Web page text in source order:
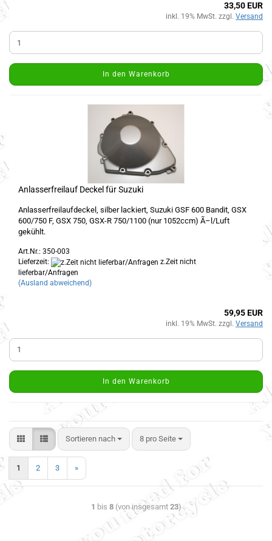
33,50 EUR
inkl. 19% MwSt. zzgl. Versand
In den Warenkorb
Anlasserfreilauf Deckel für Suzuki
Anlasserfreilaufdeckel, silber lackiert, Suzuki GSF 600 Bandit, GSX
600/750 F, GSX 750, GSX-R 750/1100 (nur 1052ccm) Ã–l/Luft
gekühlt.
Art.Nr.: 350-003
Lieferzeit:
z.Zeit nicht
lieferbar/Anfragen
(Ausland abweichend)
59,95 EUR
inkl. 19% MwSt. zzgl. Versand
In den Warenkorb
Sortieren nach 8 pro Seite
1 2 3 »
1 bis 8(von insgesamt 23)